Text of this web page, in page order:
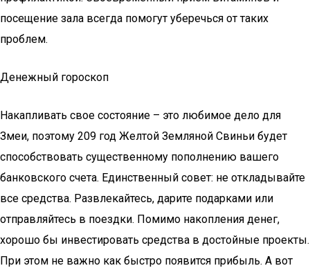
посещение зала всегда помогут уберечься от таких
проблем.
Денежный гороскоп
Накапливать свое состояние – это любимое дело для
Змеи, поэтому 209 год Желтой Земляной Свиньи будет
способствовать существенному пополнению вашего
банковского счета. Единственный совет: не откладывайте
все средства. Развлекайтесь, дарите подарками или
отправляйтесь в поездки. Помимо накопления денег,
хорошо бы инвестировать средства в достойные проекты.
При этом не важно как быстро появится прибыль. А вот